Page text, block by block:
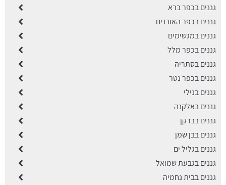
גננים בכפר ברא
גננים בכפר האורנים
גננים במגשימים
גננים בכפר מלל
גננים בסתריה
גננים בכפר נטר
גננים בנילי
גננים באלקנה
גננים בברקן
גננים בבן שמן
גננים בגליל ים
גננים בגבעת שמואל
גננים בבית נחמיה